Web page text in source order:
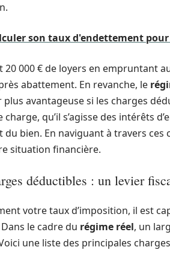
son taux d'endettement
000 € de loyers en empruntant
abattement. En revanche, le
avantageuse si les charges
qu’il s’agisse des intérêts
du bien. En naviguant à travers ces
situation financière.
déductibles : un levier
votre taux d’imposition, il est
le cadre du régime réel, un
une liste des principales